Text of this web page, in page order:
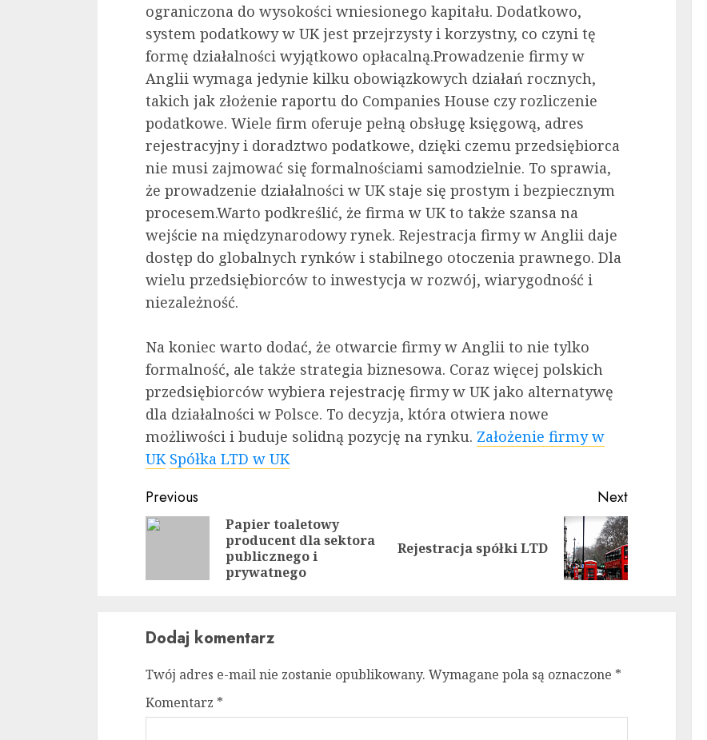
ograniczona do wysokości wniesionego kapitału. Dodatkowo,
system podatkowy w UK jest przejrzysty i korzystny, co czyni tę
formę działalności wyjątkowo opłacalną.Prowadzenie firmy w
Anglii wymaga jedynie kilku obowiązkowych działań rocznych,
takich jak złożenie raportu do Companies House czy rozliczenie
podatkowe. Wiele firm oferuje pełną obsługę księgową, adres
rejestracyjny i doradztwo podatkowe, dzięki czemu przedsiębiorca
nie musi zajmować się formalnościami samodzielnie. To sprawia,
że prowadzenie działalności w UK staje się prostym i bezpiecznym
procesem.Warto podkreślić, że firma w UK to także szansa na
wejście na międzynarodowy rynek. Rejestracja firmy w Anglii daje
dostęp do globalnych rynków i stabilnego otoczenia prawnego. Dla
wielu przedsiębiorców to inwestycja w rozwój, wiarygodność i
niezależność.
Na koniec warto dodać, że otwarcie firmy w Anglii to nie tylko
formalność, ale także strategia biznesowa. Coraz więcej polskich
przedsiębiorców wybiera rejestrację firmy w UK jako alternatywę
dla działalności w Polsce. To decyzja, która otwiera nowe
możliwości i buduje solidną pozycję na rynku. Założenie firmy w
UK Spółka LTD w UK
Continue
Reading
Previous
Previous
Papier toaletowy
producent dla sektora
publicznego i
prywatnego
Next
Next
Rejestracja spółki LTD
Dodaj komentarz
Twój adres e-mail nie zostanie opublikowany. Wymagane pola są oznaczone *
Komentarz *